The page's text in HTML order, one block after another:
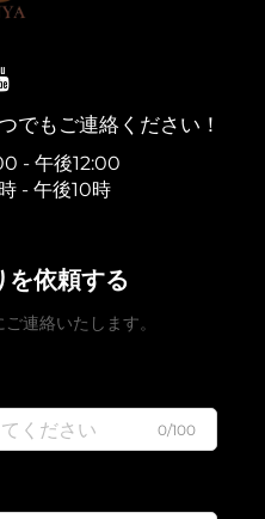
でもご連絡ください！
- 午後12:00
- 午後10時
を依頼する
連絡いたします。
0/100